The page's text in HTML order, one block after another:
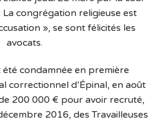
La congrégation religieuse est
», se sont félicités les
avocats.
été condamnée en première
correctionnel d’Épinal, en août
200 000 € pour avoir recruté,
2016, des Travailleuses